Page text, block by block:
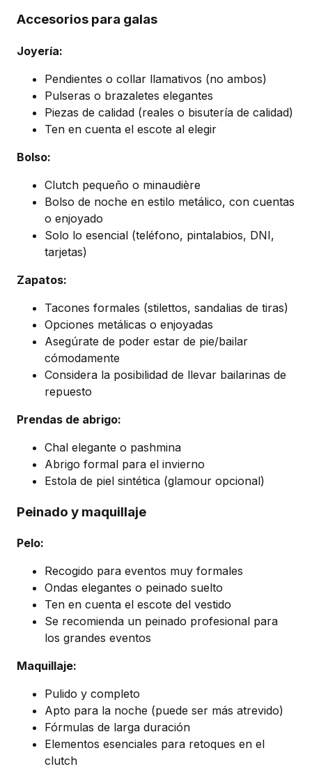
Accesorios para galas
Joyería:
Pendientes o collar llamativos (no ambos)
Pulseras o brazaletes elegantes
Piezas de calidad (reales o bisutería de calidad)
Ten en cuenta el escote al elegir
Bolso:
Clutch pequeño o minaudière
Bolso de noche en estilo metálico, con cuentas
o enjoyado
Solo lo esencial (teléfono, pintalabios, DNI,
tarjetas)
Zapatos:
Tacones formales (stilettos, sandalias de tiras)
Opciones metálicas o enjoyadas
Asegúrate de poder estar de pie/bailar
cómodamente
Considera la posibilidad de llevar bailarinas de
repuesto
Prendas de abrigo:
Chal elegante o pashmina
Abrigo formal para el invierno
Estola de piel sintética (glamour opcional)
Peinado y maquillaje
Pelo:
Recogido para eventos muy formales
Ondas elegantes o peinado suelto
Ten en cuenta el escote del vestido
Se recomienda un peinado profesional para
los grandes eventos
Maquillaje:
Pulido y completo
Apto para la noche (puede ser más atrevido)
Fórmulas de larga duración
Elementos esenciales para retoques en el
clutch